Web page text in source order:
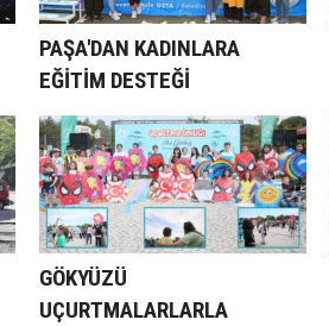
PAŞA'DAN KADINLARA
EĞİTİM DESTEĞİ
GÖKYÜZÜ
UÇURTMALARLARLA